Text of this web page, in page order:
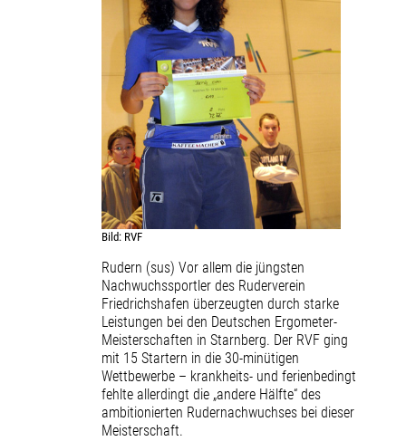
Bild: RVF
Rudern (sus) Vor allem die jüngsten
Nachwuchssportler des Ruderverein
Friedrichshafen überzeugten durch starke
Leistungen bei den Deutschen Ergometer-
Meisterschaften in Starnberg. Der RVF ging
mit 15 Startern in die 30-minütigen
Wettbewerbe – krankheits- und ferienbedingt
fehlte allerdingt die „andere Hälfte“ des
ambitionierten Rudernachwuchses bei dieser
Meisterschaft.